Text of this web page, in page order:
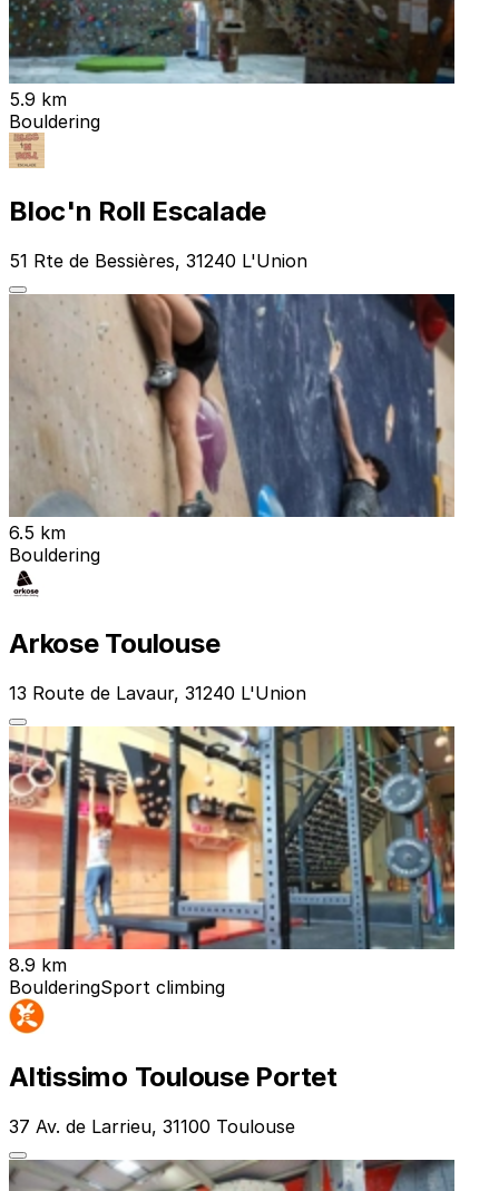
5.9 km
Bouldering
Bloc'n Roll Escalade
51 Rte de Bessières, 31240 L'Union
6.5 km
Bouldering
Arkose Toulouse
13 Route de Lavaur, 31240 L'Union
8.9 km
BoulderingSport climbing
Altissimo Toulouse Portet
37 Av. de Larrieu, 31100 Toulouse